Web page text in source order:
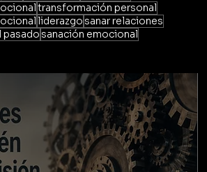
transformación personal
liderazgo sanar relaciones
pasado sanación emocional